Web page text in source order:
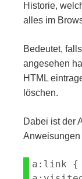
Historie,
alles im
Bedeutet,
angesehen
HTML
löschen.
Dabei ist der
Anweisungen
a:link